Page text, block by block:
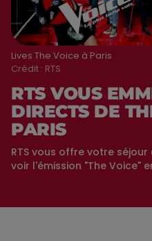
Lives The Voice à Paris
Crédit : RTS
RTS VOUS
DIRECTS DE
PARIS
RTS vous offre votre
voir l'émission "The Voice"